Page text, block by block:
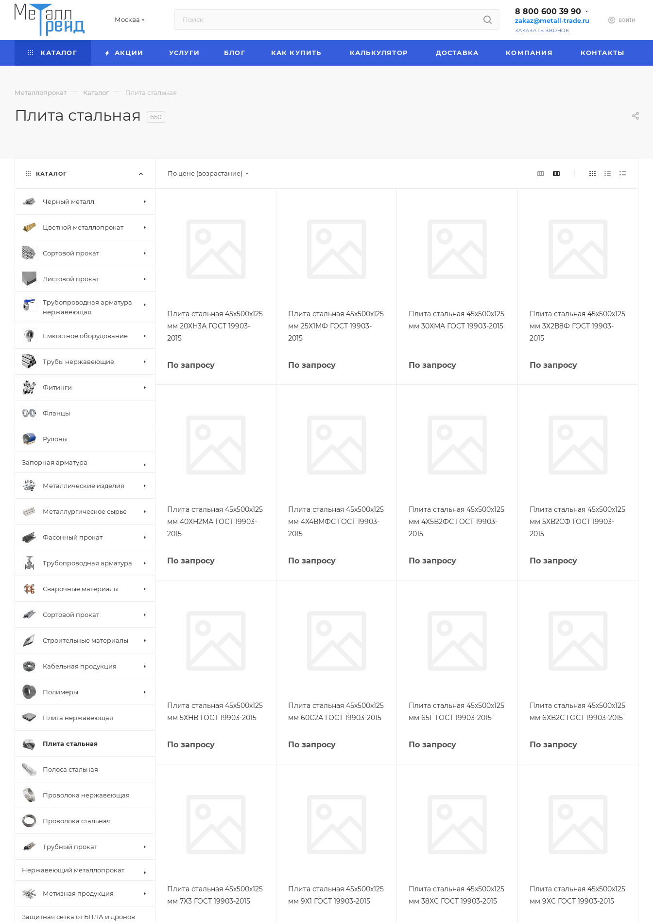
Москва
8 800 600 39 90
zakaz@metall-trade.ru
ЗАКАЗАТЬ ЗВОНОК
ВОЙТИ
КАТАЛОГ АКЦИИ УСЛУГИ БЛОГ КАК КУПИТЬ КАЛЬКУЛЯТОР ДОСТАВКА КОМПАНИЯ КОНТАКТЫ
Металлопрокат — Каталог — Плита стальная
Плита стальная 650
По цене (возрастание)
Плита стальная 45х500х125
мм 20ХН3А ГОСТ 19903-
2015
По запросу
Плита стальная 45х500х125
мм 25Х1МФ ГОСТ 19903-
2015
По запросу
Плита стальная 45х500х125
мм 30ХМА ГОСТ 19903-2015
По запросу
Плита стальная 45х500х125
мм 3Х2В8Ф ГОСТ 19903-
2015
По запросу
Плита стальная 45х500х125
мм 40ХН2МА ГОСТ 19903-
2015
По запросу
Плита стальная 45х500х125
мм 4Х4ВМФС ГОСТ 19903-
2015
По запросу
Плита стальная 45х500х125
мм 4Х5В2ФС ГОСТ 19903-
2015
По запросу
Плита стальная 45х500х125
мм 5ХВ2СФ ГОСТ 19903-
2015
По запросу
Плита стальная 45х500х125
мм 5ХНВ ГОСТ 19903-2015
По запросу
Плита стальная 45х500х125
мм 60С2А ГОСТ 19903-2015
По запросу
Плита стальная 45х500х125
мм 65Г ГОСТ 19903-2015
По запросу
Плита стальная 45х500х125
мм 6ХВ2С ГОСТ 19903-2015
По запросу
Плита стальная 45х500х125
мм 7Х3 ГОСТ 19903-2015
Плита стальная 45х500х125
мм 9Х1 ГОСТ 19903-2015
Плита стальная 45х500х125
мм 38ХС ГОСТ 19903-2015
Плита стальная 45х500х125
мм 9ХС ГОСТ 19903-2015
КАТАЛОГ
Черный металл
Цветной металлопрокат
Сортовой прокат
Листовой прокат
Трубопроводная арматура
нержавеющая
Емкостное оборудование
Трубы нержавеющие
Фитинги
Фланцы
Рулоны
Запорная арматура
Металлические изделия
Металлургическое сырье
Фасонный прокат
Трубопроводная арматура
Сварочные материалы
Сортовой прокат
Строительные материалы
Кабельная продукция
Полимеры
Плита нержавеющая
Плита стальная
Полоса стальная
Проволока нержавеющая
Проволока стальная
Трубный прокат
Нержавеющий металлопрокат
Метизная продукция
Защитная сетка от БПЛА и дронов